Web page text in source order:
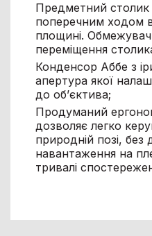
Предметний
поперечним ходом
площині.
переміщення
Конденсор Аббе з
апертура якої
до об’єктива;
Продуманий
дозволяє легко
природній позі, без
навантаження на
тривалі